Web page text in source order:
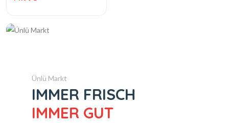
Ünlü Markt
IMMER FRISCH
IMMER GUT